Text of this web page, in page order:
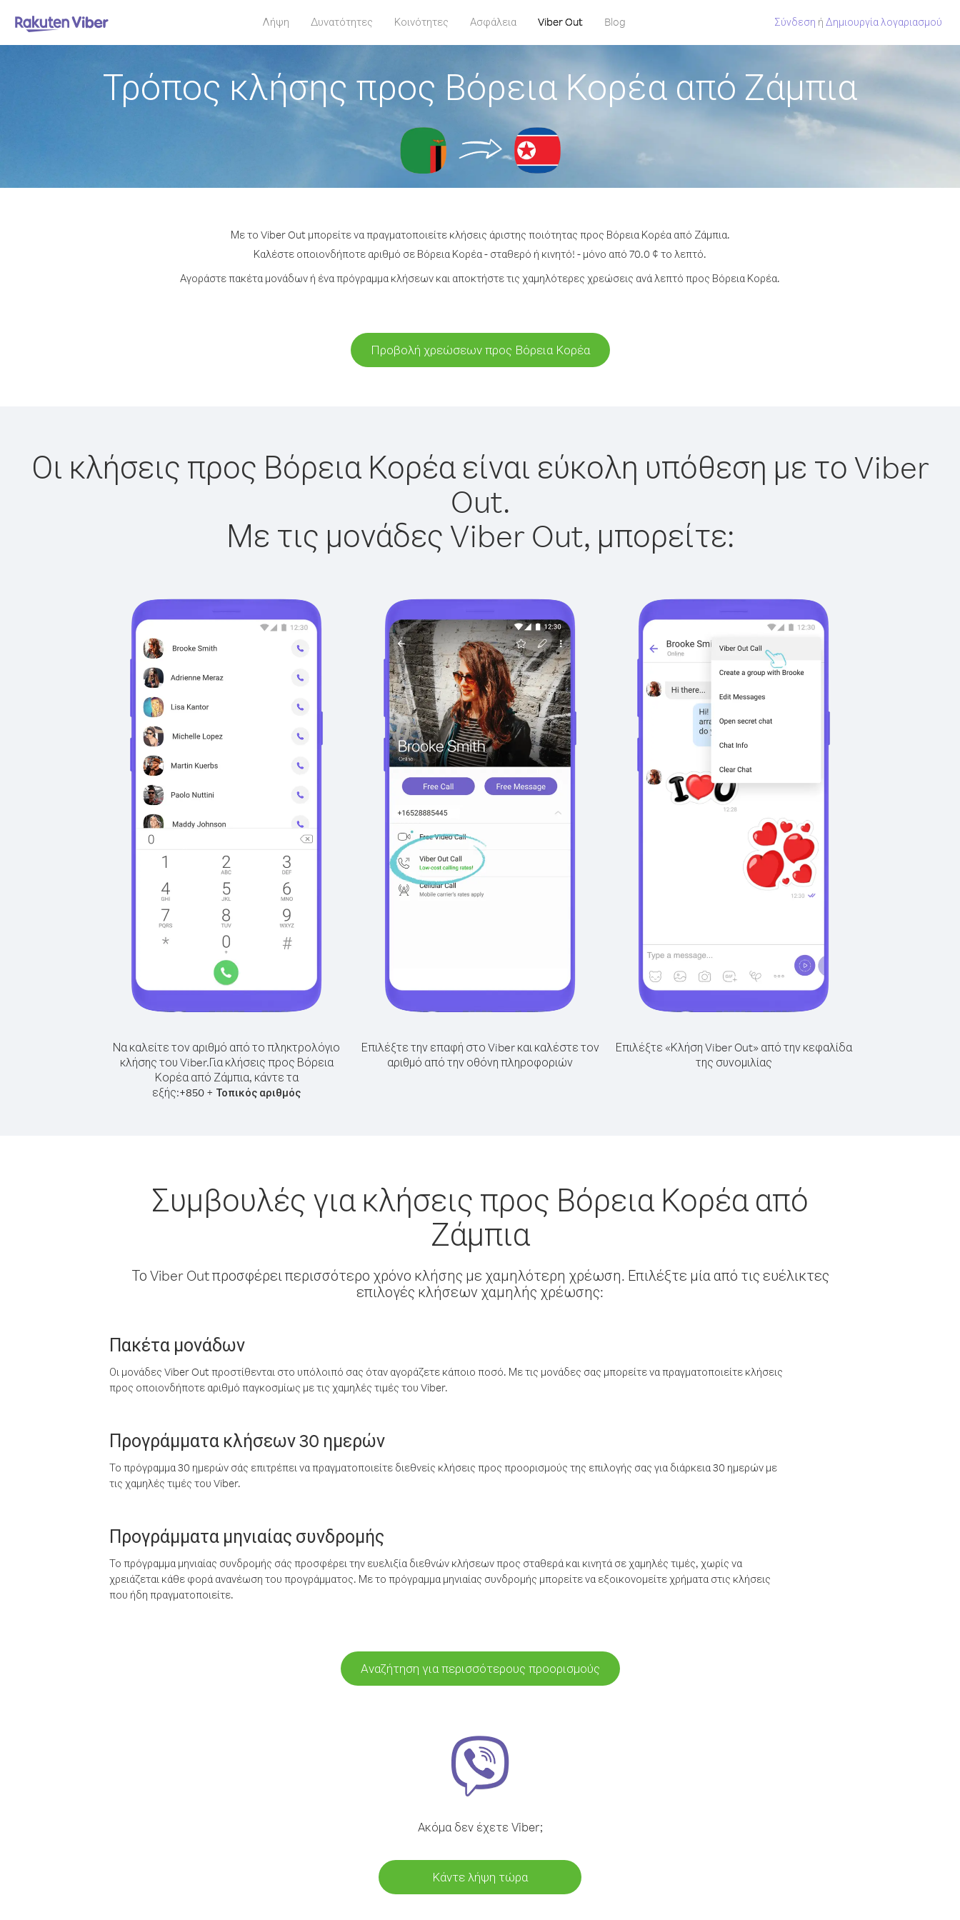
Λήψη Δυνατότητες Κοινότητες Ασφάλεια Viber Out Blog Σύνδεση ή Δημιουργία λογαριασμού
Τρόπος κλήσης προς Βόρεια Κορέα από Ζάμπια
Με το Viber Out μπορείτε να πραγματοποιείτε κλήσεις άριστης ποιότητας προς Βόρεια Κορέα από Ζάμπια.
Καλέστε οποιονδήποτε αριθμό σε Βόρεια Κορέα - σταθερό ή κινητό! - μόνο από 70.0 ¢ το λεπτό.
Αγοράστε πακέτα μονάδων ή ένα πρόγραμμα κλήσεων και αποκτήστε τις χαμηλότερες χρεώσεις ανά λεπτό προς Βόρεια Κορέα.
Προβολή χρεώσεων προς Βόρεια Κορέα
Οι κλήσεις προς Βόρεια Κορέα είναι εύκολη υπόθεση με το Viber
Out.
Με τις μονάδες Viber Out, μπορείτε:
Να καλείτε τον αριθμό από το πληκτρολόγιο
κλήσης του Viber.Για κλήσεις προς Βόρεια
Κορέα από Ζάμπια, κάντε τα
εξής:+850 + Τοπικός αριθμός
Επιλέξτε την επαφή στο Viber και καλέστε τον
αριθμό από την οθόνη πληροφοριών
Επιλέξτε «Κλήση Viber Out» από την κεφαλίδα
της συνομιλίας
Συμβουλές για κλήσεις προς Βόρεια Κορέα από
Ζάμπια
Το Viber Out προσφέρει περισσότερο χρόνο κλήσης με χαμηλότερη χρέωση. Επιλέξτε μία από τις ευέλικτες
επιλογές κλήσεων χαμηλής χρέωσης:
Πακέτα μονάδων
Οι μονάδες Viber Out προστίθενται στο υπόλοιπό σας όταν αγοράζετε κάποιο ποσό. Με τις μονάδες σας μπορείτε να πραγματοποιείτε κλήσεις
προς οποιονδήποτε αριθμό παγκοσμίως με τις χαμηλές τιμές του Viber.
Προγράμματα κλήσεων 30 ημερών
Το πρόγραμμα 30 ημερών σάς επιτρέπει να πραγματοποιείτε διεθνείς κλήσεις προς προορισμούς της επιλογής σας για διάρκεια 30 ημερών με
τις χαμηλές τιμές του Viber.
Προγράμματα μηνιαίας συνδρομής
Το πρόγραμμα μηνιαίας συνδρομής σάς προσφέρει την ευελιξία διεθνών κλήσεων προς σταθερά και κινητά σε χαμηλές τιμές, χωρίς να
χρειάζεται κάθε φορά ανανέωση του προγράμματος. Με το πρόγραμμα μηνιαίας συνδρομής μπορείτε να εξοικονομείτε χρήματα στις κλήσεις
που ήδη πραγματοποιείτε.
Αναζήτηση για περισσότερους προορισμούς
Ακόμα δεν έχετε Viber;
Κάντε λήψη τώρα